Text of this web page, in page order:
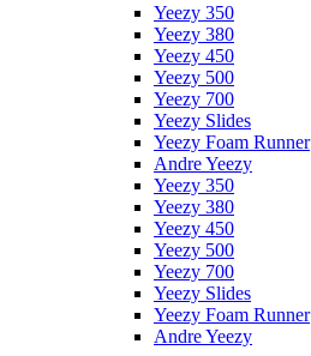
Yeezy 350
Yeezy 380
Yeezy 450
Yeezy 500
Yeezy 700
Yeezy Slides
Yeezy Foam Runner
Andre Yeezy
Yeezy 350
Yeezy 380
Yeezy 450
Yeezy 500
Yeezy 700
Yeezy Slides
Yeezy Foam Runner
Andre Yeezy